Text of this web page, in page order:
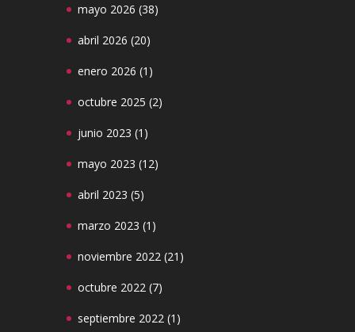
mayo 2026 (38)
abril 2026 (20)
enero 2026 (1)
octubre 2025 (2)
junio 2023 (1)
mayo 2023 (12)
abril 2023 (5)
marzo 2023 (1)
noviembre 2022 (21)
octubre 2022 (7)
septiembre 2022 (1)